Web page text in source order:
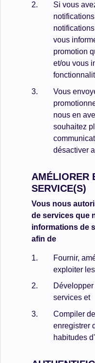
Si vous
vous
promotion
et/ou vous
Vous
nous en
souhaitez
désactiver
AMÉLIORER
SERVICE(S)
Vous nous
de services que
informations de
afin de
Fournir,
exploiter
services et
Compiler
enregistrer
habitudes